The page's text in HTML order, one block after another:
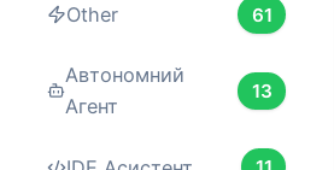
Other 61
Автономний
Агент
13